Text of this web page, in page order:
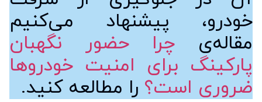
خودرو، پیشنهاد می‌کنیم
مقاله‌ی چرا حضور نگهبان
پارکینگ برای امنیت خودروها
ضروری است؟ را مطالعه کنید.